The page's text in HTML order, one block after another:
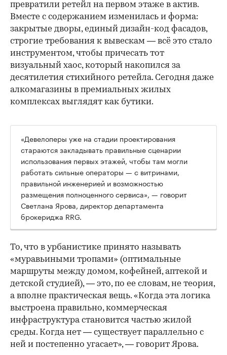
превратили ретейл на первом этаже в актив.
Вместе с содержанием изменилась и форма:
закрытые дворы, единый дизайн-код фасадов,
строгие требования к вывескам — всё это стало
инструментом, чтобы причесать тот
визуальный хаос, который накопился за
десятилетия стихийного ретейла. Сегодня даже
алкомагазины в премиальных жилых
комплексах выглядят как бутики.
00:00
«Девелоперы уже на стадии проектирования
стараются закладывать правильные сценарии
использования первых этажей, чтобы там могли
работать сильные операторы — с витринами,
правильной инженерией и возможностью
размещения полноценного сервиса», — говорит
Светлана Ярова, директор департамента
брокериджа RRG.
То, что в урбанистике принято называть
«муравьиными тропами» (оптимальные
маршруты между домом, кофейней, аптекой и
детской студией), — это, по ее словам, не теория,
а вполне практическая вещь. «Когда эта логика
выстроена правильно, коммерческая
инфраструктура становится частью жилой
среды. Когда нет — существует параллельно с
ней и постепенно угасает», — говорит Ярова.